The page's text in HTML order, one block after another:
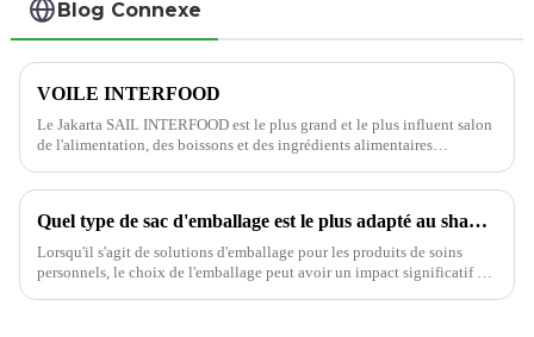
Blog Connexe
VOILE INTERFOOD
Le Jakarta SAIL INTERFOOD est le plus grand et le plus influent salon
de l'alimentation, des boissons et des ingrédients alimentaires
expositions sont…
Quel type de sac d'emballage est le plus adapté au shampoing ?
Lorsqu'il s'agit de solutions d'emballage pour les produits de soins
personnels, le choix de l'emballage peut avoir un impact significatif à